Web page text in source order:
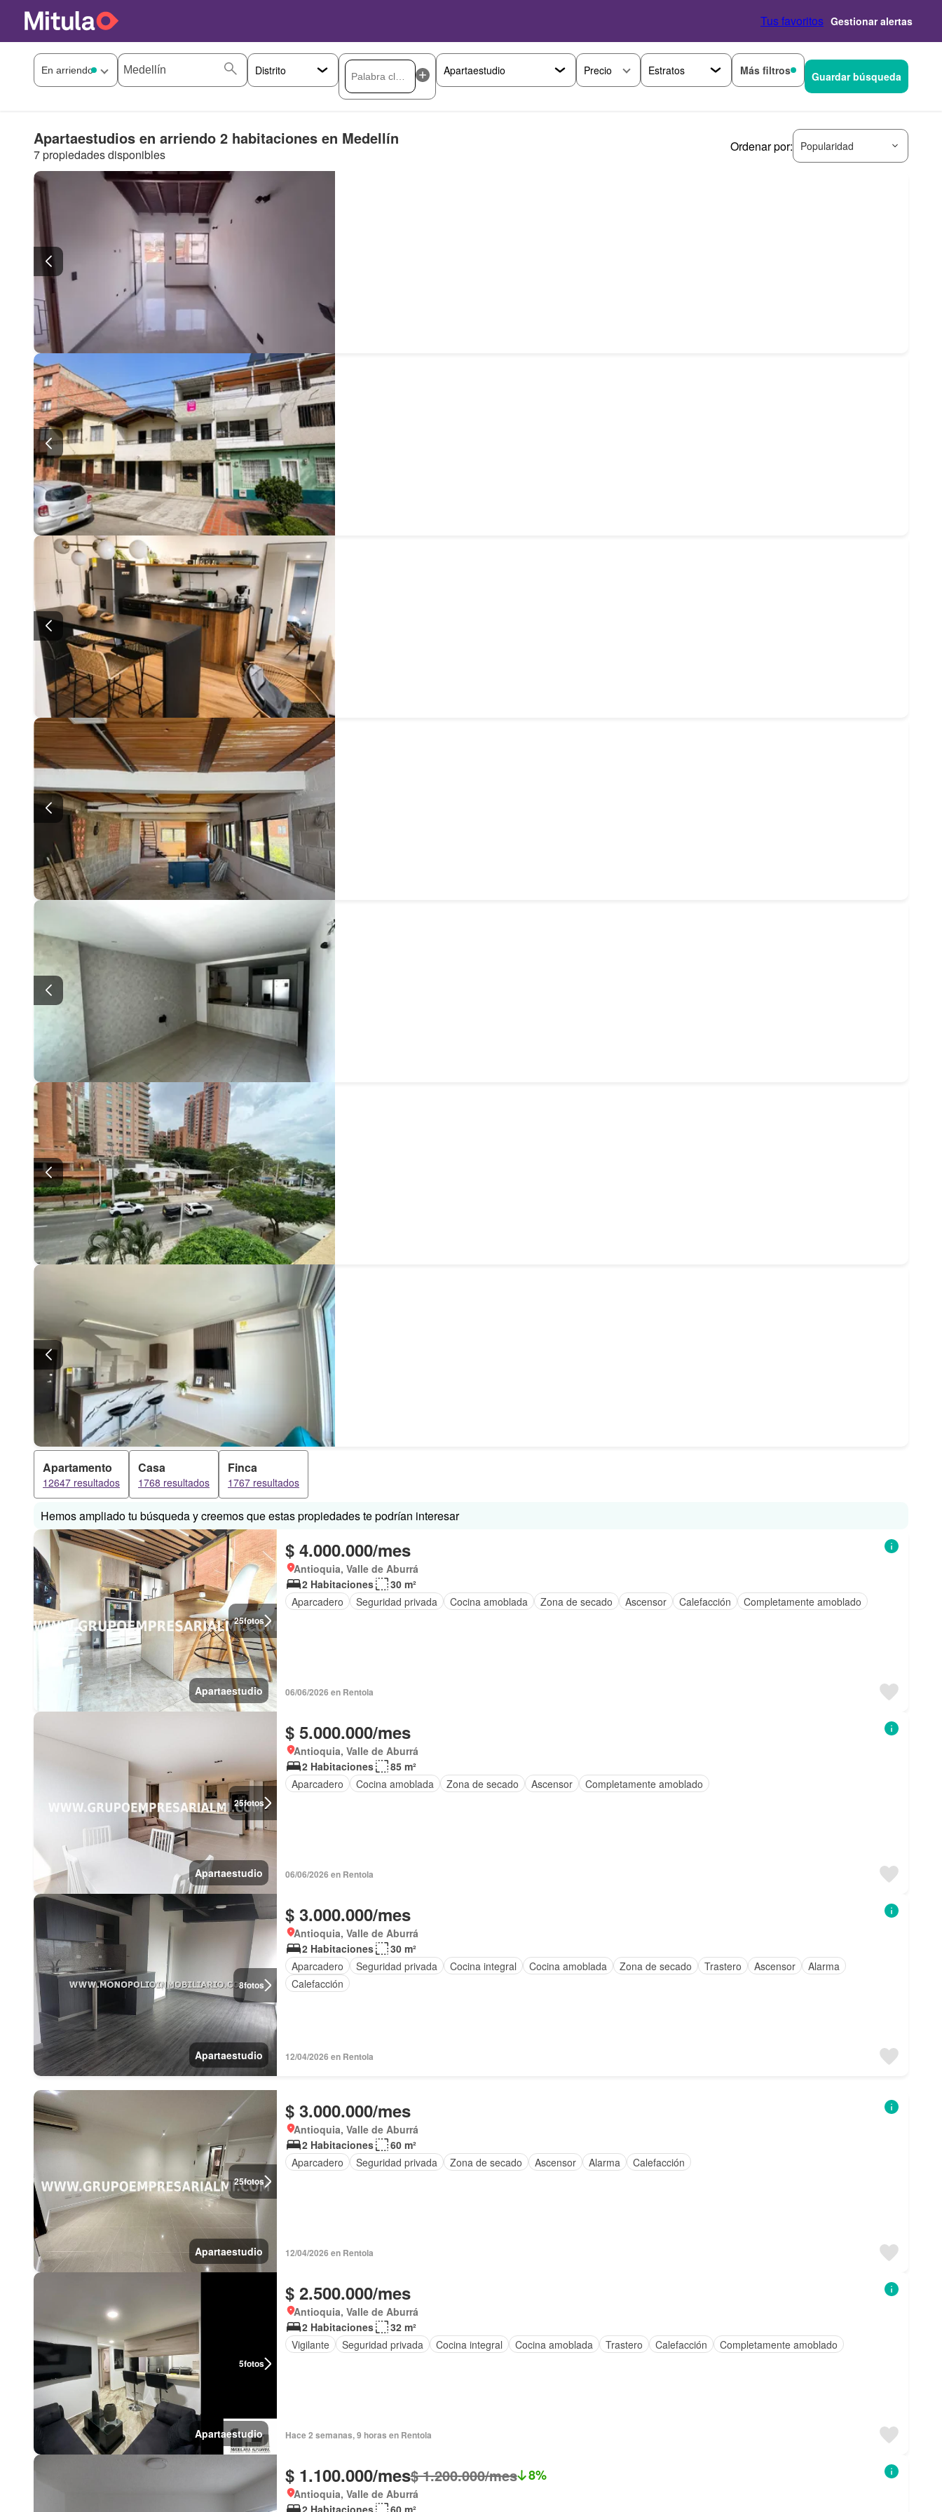
Tus favoritos Gestionar alertas
Precio Más filtros Guardar búsqueda
Apartaestudios en arriendo 2 habitaciones en Medellín
7 propiedades disponibles
Ordenar por: Popularidad
Apartamento
12647 resultados
Casa
1768 resultados
Finca
1767 resultados
Hemos ampliado tu búsqueda y creemos que estas propiedades te podrían interesar
25fotos
Apartaestudio
$ 4.000.000/mes
Antioquia, Valle de Aburrá
2 Habitaciones
30 m²
Aparcadero
Seguridad privada Cocina amoblada Zona de secado Ascensor Calefacción Completamente amoblado
06/06/2026 en Rentola
25fotos
Apartaestudio
$ 5.000.000/mes
Antioquia, Valle de Aburrá
2 Habitaciones
85 m²
Aparcadero
Cocina amoblada Zona de secado Ascensor Completamente amoblado
06/06/2026 en Rentola
8fotos
Apartaestudio
$ 3.000.000/mes
Antioquia, Valle de Aburrá
2 Habitaciones
30 m²
Aparcadero
Seguridad privada Cocina integral Cocina amoblada Zona de secado Trastero Ascensor
Alarma
Calefacción
12/04/2026 en Rentola
25fotos
Apartaestudio
$ 3.000.000/mes
Antioquia, Valle de Aburrá
2 Habitaciones
60 m²
Aparcadero
Seguridad privada Zona de secado Ascensor Alarma Calefacción
12/04/2026 en Rentola
5fotos
Apartaestudio
$ 2.500.000/mes
Antioquia, Valle de Aburrá
2 Habitaciones
32 m²
Vigilante
Seguridad privada Cocina integral Cocina amoblada Trastero Calefacción Completamente amoblado
Hace 2 semanas, 9 horas en Rentola
$ 1.100.000/mes$ 1.200.000/mes 8%
Antioquia, Valle de Aburrá
2 Habitaciones
60 m²